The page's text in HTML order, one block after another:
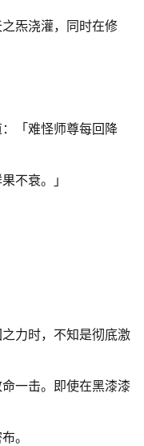
之炁浇灌，同时在修
「难怪师尊每回降
不衰。」
力时，不知是彻底激
一击。即使在黑漆漆
。